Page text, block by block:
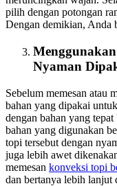
pilih dengan potongan
Dengan demikian, Anda
Nyaman
Sebelum memesan atau
bahan yang dipakai
dengan bahan yang
bahan yang digunakan
topi tersebut dengan
juga lebih awet
memesan konveksi topi
dan bertanya lebih lanjut